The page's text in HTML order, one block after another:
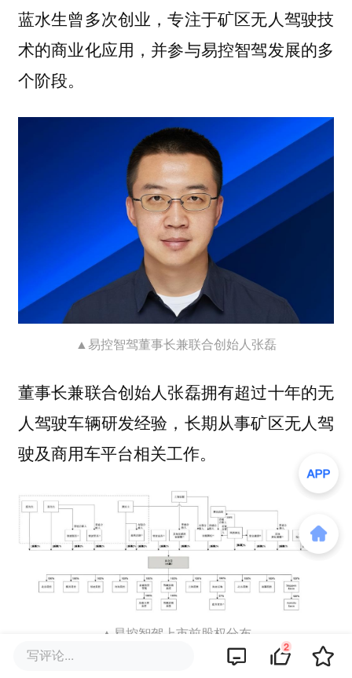
蓝水生曾多次创业，专注于矿区无人驾驶技
术的商业化应用，并参与易控智驾发展的多
个阶段。
▲易控智驾董事长兼联合创始人张磊
董事长兼联合创始人张磊拥有超过十年的无
人驾驶车辆研发经验，长期从事矿区无人驾
驶及商用车平台相关工作。
▲易控智驾上市前股权分布
写评论... 2